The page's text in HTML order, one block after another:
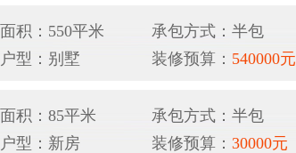
面积：550平米
承包方式：半包
户型：别墅 装修预算： 540000元
面积：85平米
承包方式：半包
户型：新房 装修预算： 30000元